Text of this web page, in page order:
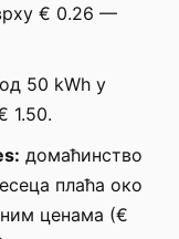
€ 0.26 —
50 kWh у
1.50.
домаћинство
плаћа око
ценама (€